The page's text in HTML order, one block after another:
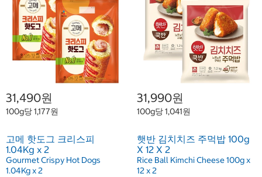
31,490원
100g당 1,177원
고메 핫도그 크리스피
1.04Kg x 2
Gourmet Crispy Hot Dogs
1.04Kg x 2
31,990원
100g당 1,041원
햇반 김치치즈 주먹밥 100g
X 12 X 2
Rice Ball Kimchi Cheese 100g x
12 x 2